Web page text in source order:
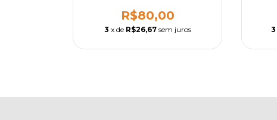
R$80,00
3 x de R$26,67 sem juros 3